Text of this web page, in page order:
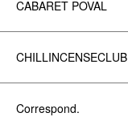
CABARET POVAL
CHILLINCENSECLUB
Correspond.